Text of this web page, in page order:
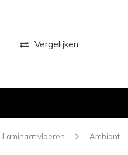
Vergelijken
Laminaat vloeren Ambiant